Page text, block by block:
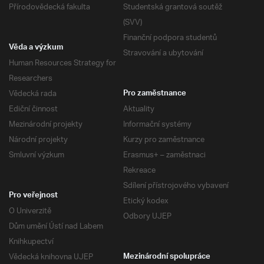
Přírodovědecká fakulta
Studentská grantová soutěž
(SVV)
Finanční podpora studentů
Stravování a ubytování
Věda a výzkum
Human Resources Strategy for
Researchers
Vědecká rada
Ediční činnost
Mezinárodní projekty
Národní projekty
Smluvní výzkum
Pro zaměstnance
Aktuality
Informační systémy
Kurzy pro zaměstnance
Erasmus+ – zaměstnaci
Rekreace
Sdílení přístrojového vybavení
Etický kodex
Odbory UJEP
Pro veřejnost
O Univerzitě
Dům umění Ústí nad Labem
Knihkupectví
Vědecká knihovna UJEP
Mezinárodní spolupráce